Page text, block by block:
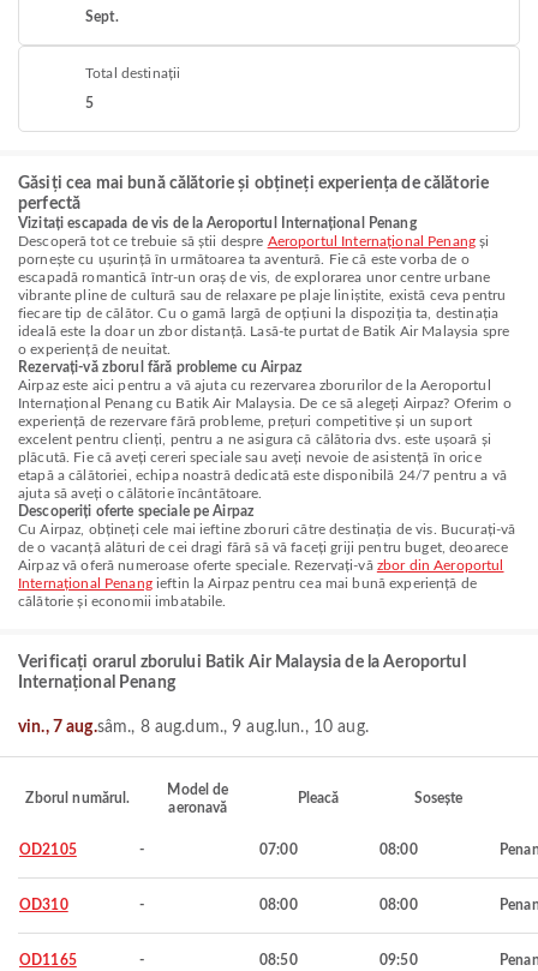
Sept.
Total destinații
5
Găsiți cea mai bună călătorie și obțineți experiența de călătorie
perfectă
Vizitați escapada de vis de la Aeroportul Internațional Penang
Descoperă tot ce trebuie să știi despre Aeroportul Internațional Penangși
pornește cu ușurință în următoarea ta aventură. Fie că este vorba de o
escapadă romantică într-un oraș de vis, de explorarea unor centre urbane
vibrante pline de cultură sau de relaxare pe plaje liniștite, există ceva pentru
fiecare tip de călător. Cu o gamă largă de opțiuni la dispoziția ta, destinația
ideală este la doar un zbor distanță. Lasă-te purtat de Batik Air Malaysia spre
o experiență de neuitat.
Rezervați-vă zborul fără probleme cu Airpaz
Airpaz este aici pentru a vă ajuta cu rezervarea zborurilor de la Aeroportul
Internațional Penang cu Batik Air Malaysia. De ce să alegeți Airpaz? Oferim o
experiență de rezervare fără probleme, prețuri competitive și un suport
excelent pentru clienți, pentru a ne asigura că călătoria dvs. este ușoară și
plăcută. Fie că aveți cereri speciale sau aveți nevoie de asistență în orice
etapă a călătoriei, echipa noastră dedicată este disponibilă 24/7 pentru a vă
ajuta să aveți o călătorie încântătoare.
Descoperiți oferte speciale pe Airpaz
Cu Airpaz, obțineți cele mai ieftine zboruri către destinația de vis. Bucurați-vă
de o vacanță alături de cei dragi fără să vă faceți griji pentru buget, deoarece
Airpaz vă oferă numeroase oferte speciale. Rezervați-vă zbor din Aeroportul
Internațional Penangieftin la Airpaz pentru cea mai bună experiență de
călătorie și economii imbatabile.
Verificați orarul zborului Batik Air Malaysia de la Aeroportul
Internațional Penang
vin., 7 aug.sâm., 8 aug.dum., 9 aug. lun., 10 aug.
Zborul numărul.
Model de
aeronavă
Pleacă Sosește
OD2105 - 07:00 08:00
OD310 - 08:00 08:00
OD1165 - 08:50 09:50